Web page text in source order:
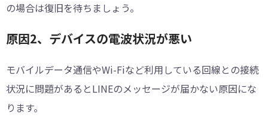
の場合は復旧を待ちましょう。
原因2、デバイスの電波状況が悪い
モバイルデータ通信やWi-Fiなど利用している回線との接続
状況に問題があるとLINEのメッセージが届かない原因にな
ります。